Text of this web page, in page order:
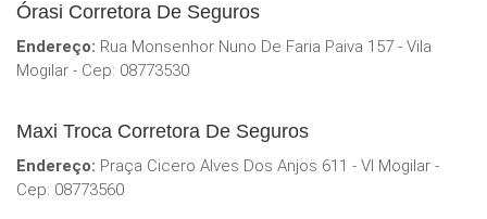
Órasi Corretora De Seguros
Endereço: Rua Monsenhor Nuno De Faria Paiva 157 - Vila
Mogilar - Cep: 08773530
Maxi Troca Corretora De Seguros
Endereço: Praça Cicero Alves Dos Anjos 611 - Vl Mogilar -
Cep: 08773560